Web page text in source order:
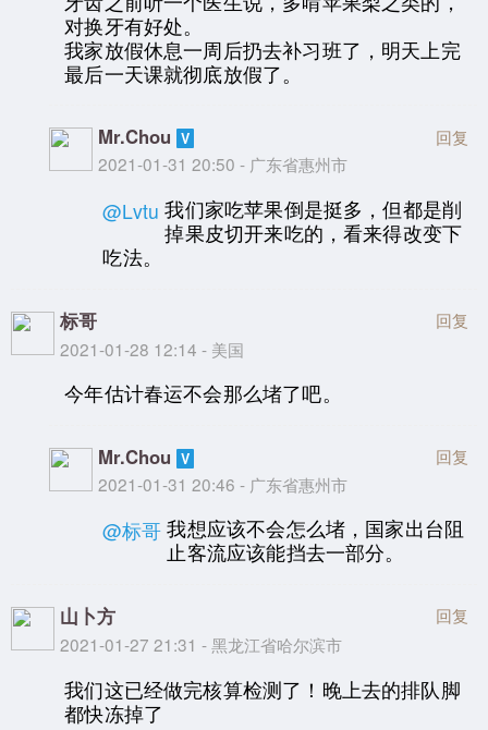
对换牙有好处。
我家放假休息一周后扔去补习班了，明天上完
最后一天课就彻底放假了。
Mr.Chou
2021-01-31 20:50 - 广东省惠州市
回复
@Lvtu 我们家吃苹果倒是挺多，但都是削
掉果皮切开来吃的，看来得改变下
吃法。
标哥
2021-01-28 12:14 - 美国
回复
今年估计春运不会那么堵了吧。
Mr.Chou
2021-01-31 20:46 - 广东省惠州市
回复
@标哥 我想应该不会怎么堵，国家出台阻
止客流应该能挡去一部分。
山卜方
2021-01-27 21:31 - 黑龙江省哈尔滨市
回复
我们这已经做完核算检测了！晚上去的排队脚
都快冻掉了